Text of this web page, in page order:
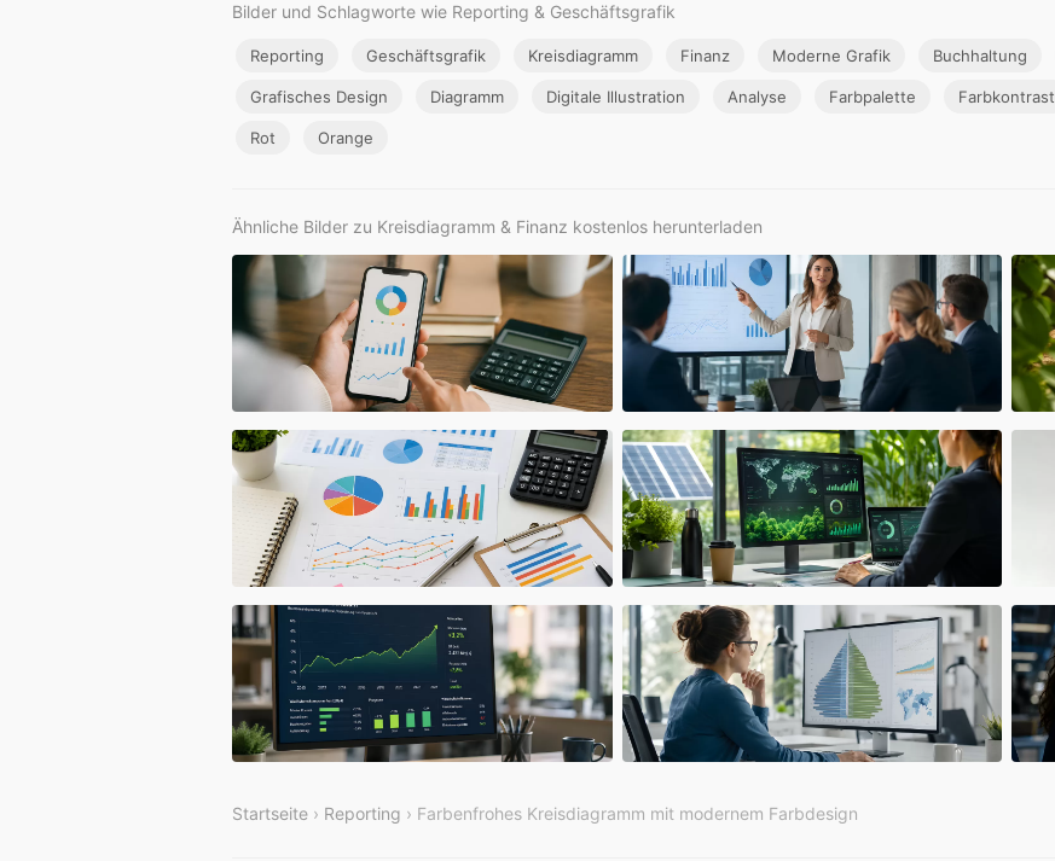
Bilder und Schlagworte wie Reporting & Geschäftsgrafik
Reporting Geschäftsgrafik Kreisdiagramm Finanz Moderne Grafik Buchhaltung
Grafisches Design Diagramm Digitale Illustration Analyse Farbpalette Farbkontrast
Rot Orange
Ähnliche Bilder zu Kreisdiagramm & Finanz kostenlos herunterladen
Startseite › Reporting › Farbenfrohes Kreisdiagramm mit modernem Farbdesign